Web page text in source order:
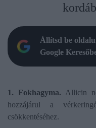
Állítsd be
Google
1. Fokhagyma. Allicin
hozzájárul a
csökkentéséhez.